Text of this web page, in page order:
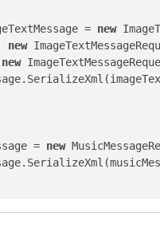
= new
new
new
= new